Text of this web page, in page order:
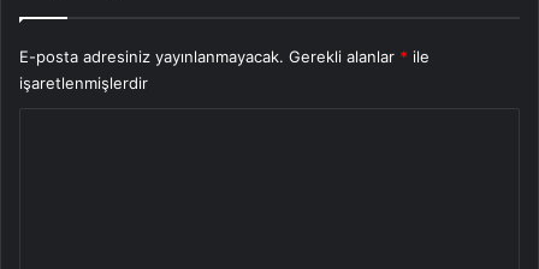
E-posta adresiniz yayınlanmayacak. Gerekli alanlar * ile
işaretlenmişlerdir